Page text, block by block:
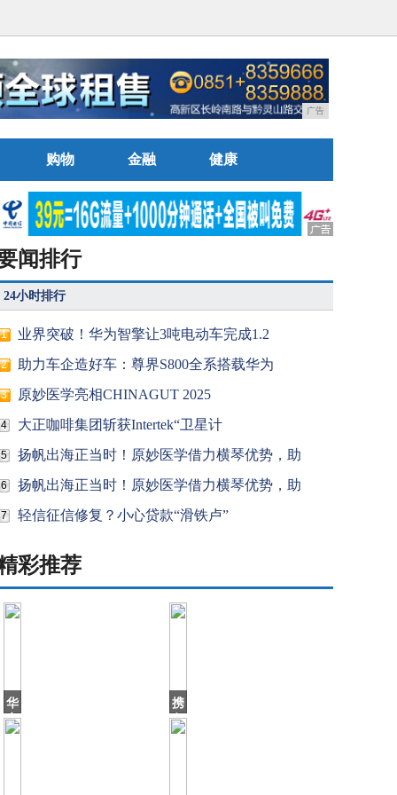
广告
购物 金融 健康
闻排行
24小时排行
1 业界突破！华为智擎让3吨电动车完成1.2
2 助力车企造好车：尊界S800全系搭载华为
3 原妙医学亮相CHINAGUT 2025
4 大正咖啡集团斩获Intertek“卫星计
5 扬帆出海正当时！原妙医学借力横琴优势，助
6 扬帆出海正当时！原妙医学借力横琴优势，助
7 轻信征信修复？小心贷款“滑铁卢”
彩推荐
华
帝
退
携
各
方